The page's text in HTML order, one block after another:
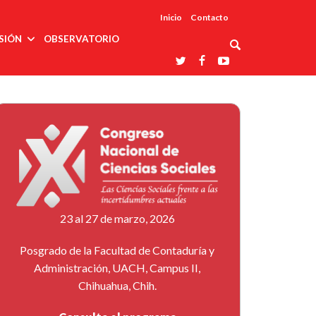
Inicio Contacto
ciencias
profesionales
trabajo
Redes
temáticas
Laboratorios
nacionales
Entidades
afines
Reconoce
La UDUALC
A La
Universidad
De México
En Su 475
Aniversario
OBSERVATORIO
23 al 27 de marzo, 2026
Posgrado de la Facultad de Contaduría y
Administración, UACH, Campus II,
Chihuahua, Chih.